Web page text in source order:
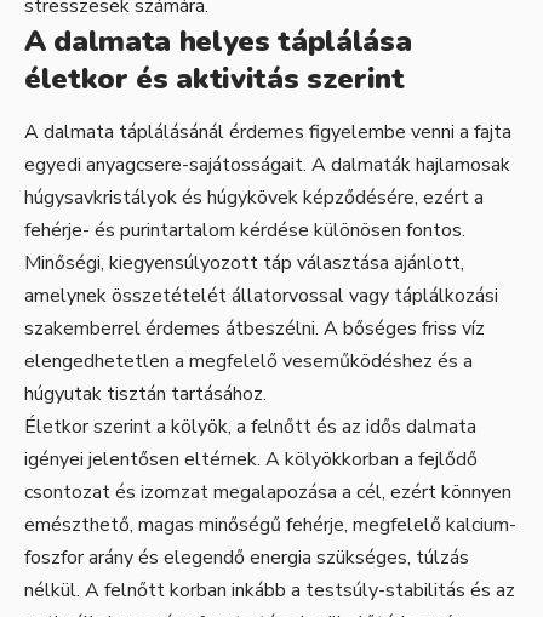
stresszesek számára.
A dalmata helyes táplálása
életkor és aktivitás szerint
A dalmata táplálásánál érdemes figyelembe venni a fajta
egyedi anyagcsere-sajátosságait. A dalmaták hajlamosak
húgysavkristályok és húgykövek képződésére, ezért a
fehérje- és purintartalom kérdése különösen fontos.
Minőségi, kiegyensúlyozott táp választása ajánlott,
amelynek összetételét állatorvossal vagy táplálkozási
szakemberrel érdemes átbeszélni. A bőséges friss víz
elengedhetetlen a megfelelő veseműködéshez és a
húgyutak tisztán tartásához.
Életkor szerint a kölyök, a felnőtt és az idős dalmata
igényei jelentősen eltérnek. A kölyökkorban a fejlődő
csontozat és izomzat megalapozása a cél, ezért könnyen
emészthető, magas minőségű fehérje, megfelelő kalcium-
foszfor arány és elegendő energia szükséges, túlzás
nélkül. A felnőtt korban inkább a testsúly-stabilitás és az